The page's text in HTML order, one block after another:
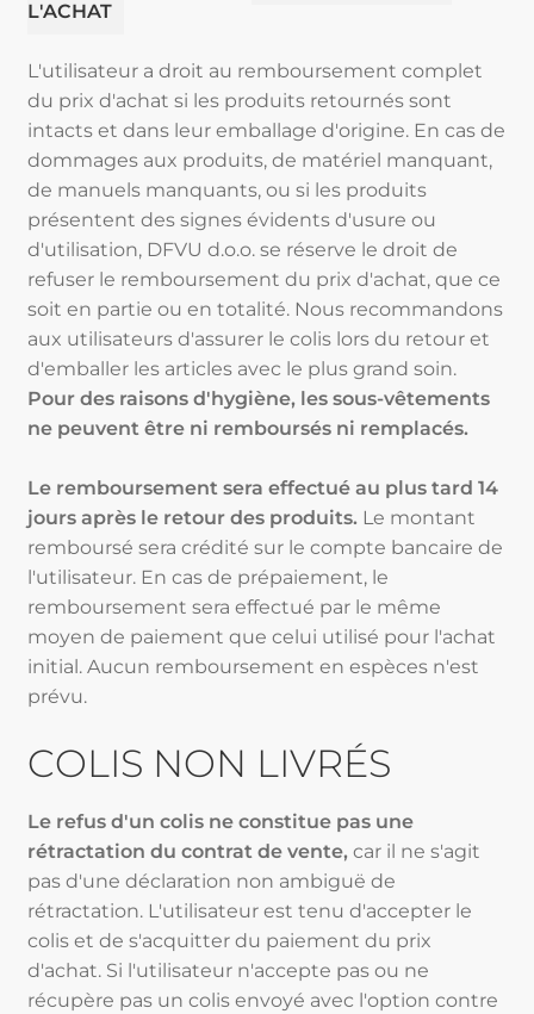
L'ACHAT
L'utilisateur a droit au remboursement complet
du prix d'achat si les produits retournés sont
intacts et dans leur emballage d'origine. En cas de
dommages aux produits, de matériel manquant,
de manuels manquants, ou si les produits
présentent des signes évidents d'usure ou
d'utilisation, DFVU d.o.o. se réserve le droit de
refuser le remboursement du prix d'achat, que ce
soit en partie ou en totalité. Nous recommandons
aux utilisateurs d'assurer le colis lors du retour et
d'emballer les articles avec le plus grand soin.
Pour des raisons d'hygiène, les sous-vêtements
ne peuvent être ni remboursés ni remplacés.
Le remboursement sera effectué au plus tard 14
jours après le retour des produits.Le montant
remboursé sera crédité sur le compte bancaire de
l'utilisateur. En cas de prépaiement, le
remboursement sera effectué par le même
moyen de paiement que celui utilisé pour l'achat
initial. Aucun remboursement en espèces n'est
prévu.
COLIS NON LIVRÉS
Le refus d'un colis ne constitue pas une
rétractation du contrat de vente,car il ne s'agit
pas d'une déclaration non ambiguë de
rétractation. L'utilisateur est tenu d'accepter le
colis et de s'acquitter du paiement du prix
d'achat. Si l'utilisateur n'accepte pas ou ne
récupère pas un colis envoyé avec l'option contre